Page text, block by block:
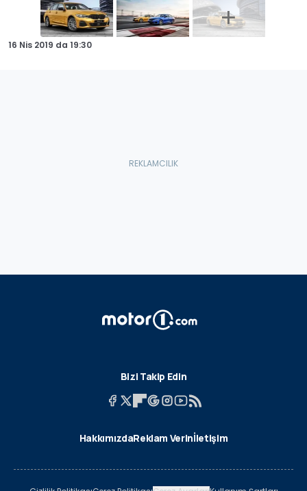
16 Nis 2019 da 19:30
Bizi Takip Edin
HakkımızdaReklam Verinİletişim